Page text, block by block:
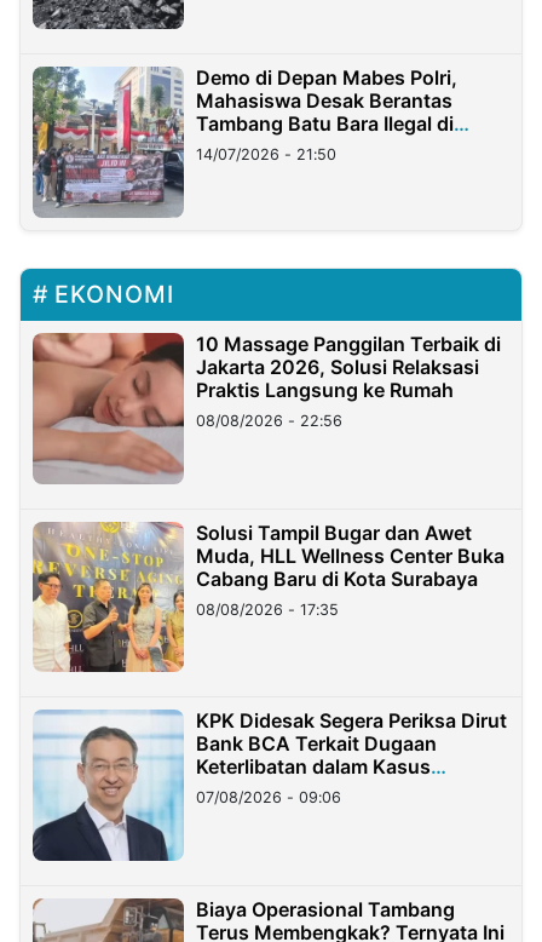
Demo di Depan Mabes Polri,
Mahasiswa Desak Berantas
Tambang Batu Bara Ilegal di
Lampung
14/07/2026 - 21:50
EKONOMI
10 Massage Panggilan Terbaik di
Jakarta 2026, Solusi Relaksasi
Praktis Langsung ke Rumah
08/08/2026 - 22:56
Solusi Tampil Bugar dan Awet
Muda, HLL Wellness Center Buka
Cabang Baru di Kota Surabaya
08/08/2026 - 17:35
KPK Didesak Segera Periksa Dirut
Bank BCA Terkait Dugaan
Keterlibatan dalam Kasus
Hilangnya Dana Nasabah Rp2,58
Miliar
07/08/2026 - 09:06
Biaya Operasional Tambang
Terus Membengkak? Ternyata Ini